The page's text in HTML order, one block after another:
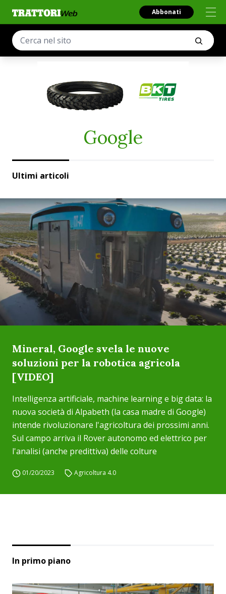
Abbonati
Google
Ultimi articoli
Mineral, Google svela le nuove
soluzioni per la robotica agricola
[VIDEO]
Intelligenza artificiale, machine learning e big data: la
nuova società di Alpabeth (la casa madre di Google)
intende rivoluzionare l'agricoltura dei prossimi anni.
Sul campo arriva il Rover autonomo ed elettrico per
l'analisi (anche predittiva) delle colture
01/20/2023 Agricoltura 4.0
In primo piano